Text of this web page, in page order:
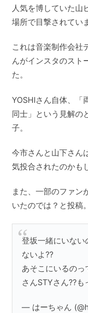
人気を博していた山
場所で目撃されてい
これは音楽制作会社
んがインスタのスト
た。
YOSHIさん自体、「
同士」という見解の
子。
今市さんと山下さん
気投合されたのかも
また、一部のファン
いたのでは？と投稿。
登坂一緒にいない
ないよ??
あそこにいるの
さんSTYさん??
— はーちゃん